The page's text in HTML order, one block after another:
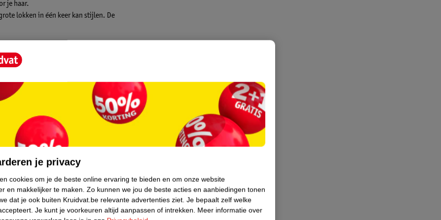
je haar.
lokken in één keer kan stijlen. De
je privacy
cookies om je de beste online ervaring te bieden en om onze website
en makkelijker te maken. Zo kunnen we jou de beste acties en aanbiedingen tonen
dat je ook buiten Kruidvat.be relevante advertenties ziet. Je bepaalt zelf welke
Je kunt je voorkeuren altijd aanpassen of intrekken. Meer informatie over